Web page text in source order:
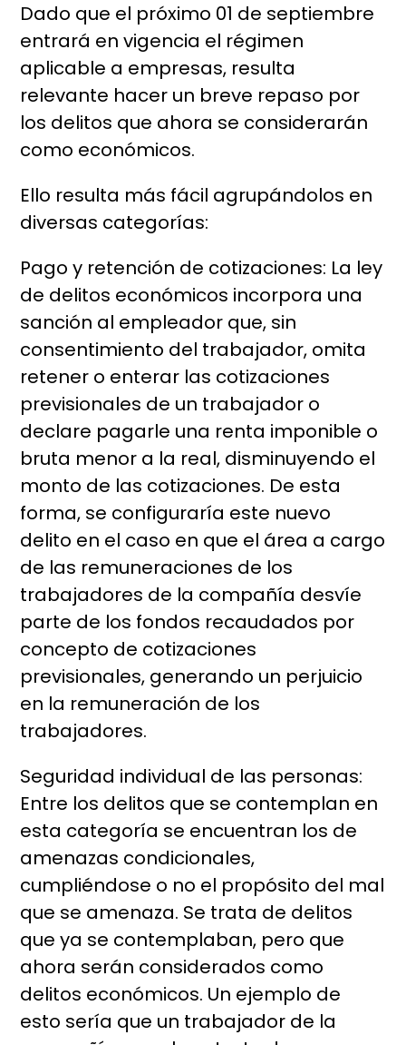
Dado que el próximo 01 de septiembre
entrará en vigencia el régimen
aplicable a empresas, resulta
relevante hacer un breve repaso por
los delitos que ahora se considerarán
como económicos.
Ello resulta más fácil agrupándolos en
diversas categorías:
Pago y retención de cotizaciones: La ley
de delitos económicos incorpora una
sanción al empleador que, sin
consentimiento del trabajador, omita
retener o enterar las cotizaciones
previsionales de un trabajador o
declare pagarle una renta imponible o
bruta menor a la real, disminuyendo el
monto de las cotizaciones. De esta
forma, se configuraría este nuevo
delito en el caso en que el área a cargo
de las remuneraciones de los
trabajadores de la compañía desvíe
parte de los fondos recaudados por
concepto de cotizaciones
previsionales, generando un perjuicio
en la remuneración de los
trabajadores.
Seguridad individual de las personas:
Entre los delitos que se contemplan en
esta categoría se encuentran los de
amenazas condicionales,
cumpliéndose o no el propósito del mal
que se amenaza. Se trata de delitos
que ya se contemplaban, pero que
ahora serán considerados como
delitos económicos. Un ejemplo de
esto sería que un trabajador de la